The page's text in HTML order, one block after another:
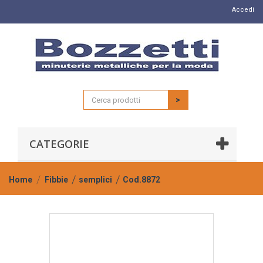
Accedi
>
CATEGORIE
Home Fibbie semplici Cod.8872